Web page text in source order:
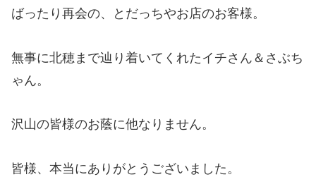
ばったり再会の、とだっちやお店のお客様。
無事に北穂まで辿り着いてくれたイチさん＆さぶち
ゃん。
沢山の皆様のお蔭に他なりません。
皆様、本当にありがとうございました。